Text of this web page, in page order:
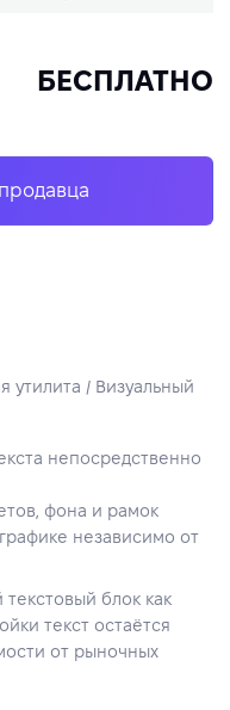
БЕСПЛАТНО
утилита / Визуальный
непосредственно
фона и рамок
независимо от
блок как
текст остаётся
от рыночных